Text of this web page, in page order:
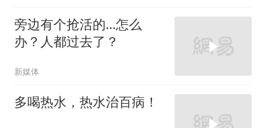
旁边有个抢活的…怎么
办？人都过去了？
新媒体
多喝热水，热水治百病！